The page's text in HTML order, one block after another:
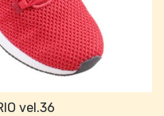
vel.36